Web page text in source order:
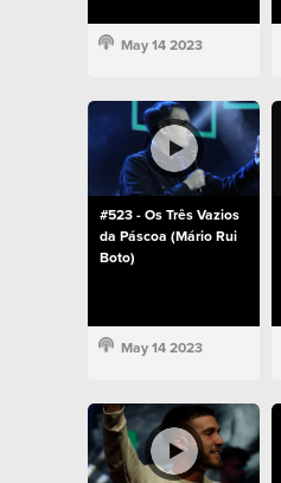
May 14 2023
#523 - Os Três Vazios
da Páscoa (Mário Rui
Boto)
May 14 2023